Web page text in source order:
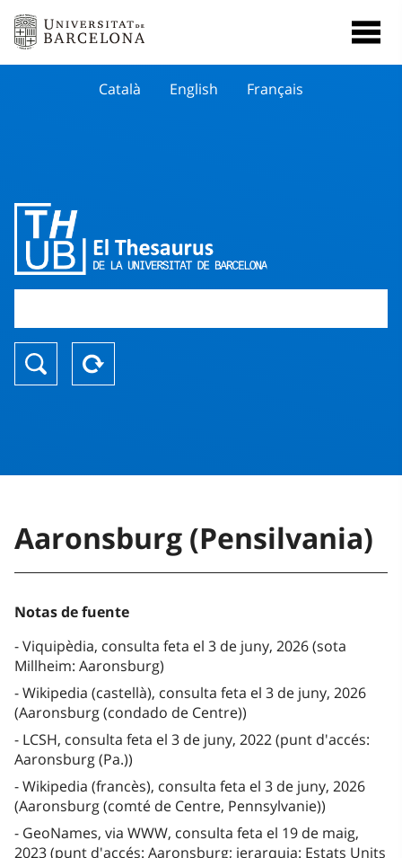
Català English Français
Aaronsburg (Pensilvania)
Notas de fuente
Viquipèdia, consulta feta el 3 de juny, 2026 (sota
Millheim: Aaronsburg)
Wikipedia (castellà), consulta feta el 3 de juny, 2026
(Aaronsburg (condado de Centre))
LCSH, consulta feta el 3 de juny, 2022 (punt d'accés:
Aaronsburg (Pa.))
Wikipedia (francès), consulta feta el 3 de juny, 2026
(Aaronsburg (comté de Centre, Pennsylvanie))
GeoNames, via WWW, consulta feta el 19 de maig,
2023 (punt d'accés: Aaronsburg; jerarquia: Estats Units